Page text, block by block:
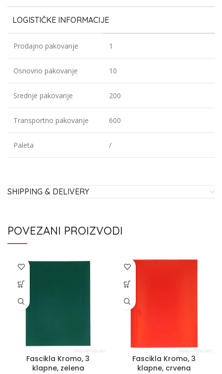
LOGISTIČKE INFORMACIJE
Prodajno pakovanje 1
Osnovno pakovanje 10
Srednje pakovanje 200
Transportno pakovanje 600
Paleta /
SHIPPING & DELIVERY
POVEZANI PROIZVODI
Fascikla Kromo, 3
klapne, zelena
Fascikla Kromo, 3
klapne, crvena